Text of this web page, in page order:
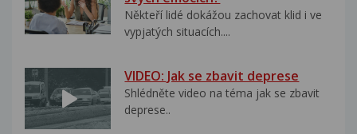
Někteří lidé dokážou zachovat klid i ve
vypjatých situacích....
VIDEO: Jak se zbavit deprese
Shlédněte video na téma jak se zbavit
deprese..